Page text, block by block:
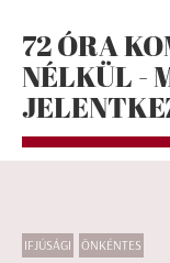
72 ÓRA
NÉLKÜL -
IFJÚSÁGI ÖNKÉNTES